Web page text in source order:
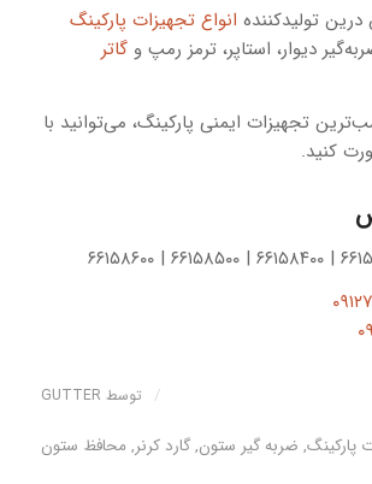
تولیدکننده انواع تجهیزات پارکینگ
دیوار، استاپر، ترمز رمپ و گاتر
تجهیزات ایمنی پارکینگ، می‌توانید با
کنید.
/ توسط GUTTER
پارکینگ, ضربه گیر ستون,گارد کرنر,محافظ ستون